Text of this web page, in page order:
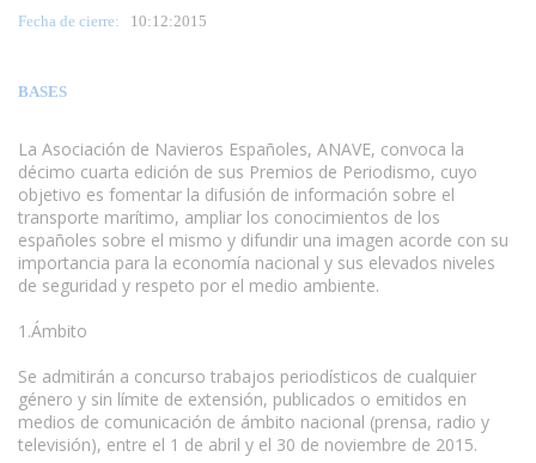
Fecha de cierre: 10:12:2015
BASES
La Asociación de Navieros Españoles, ANAVE, convoca la
décimo cuarta edición de sus Premios de Periodismo, cuyo
objetivo es fomentar la difusión de información sobre el
transporte marítimo, ampliar los conocimientos de los
españoles sobre el mismo y difundir una imagen acorde con su
importancia para la economía nacional y sus elevados niveles
de seguridad y respeto por el medio ambiente.
1.Ámbito
Se admitirán a concurso trabajos periodísticos de cualquier
género y sin límite de extensión, publicados o emitidos en
medios de comunicación de ámbito nacional (prensa, radio y
televisión), entre el 1 de abril y el 30 de noviembre de 2015.